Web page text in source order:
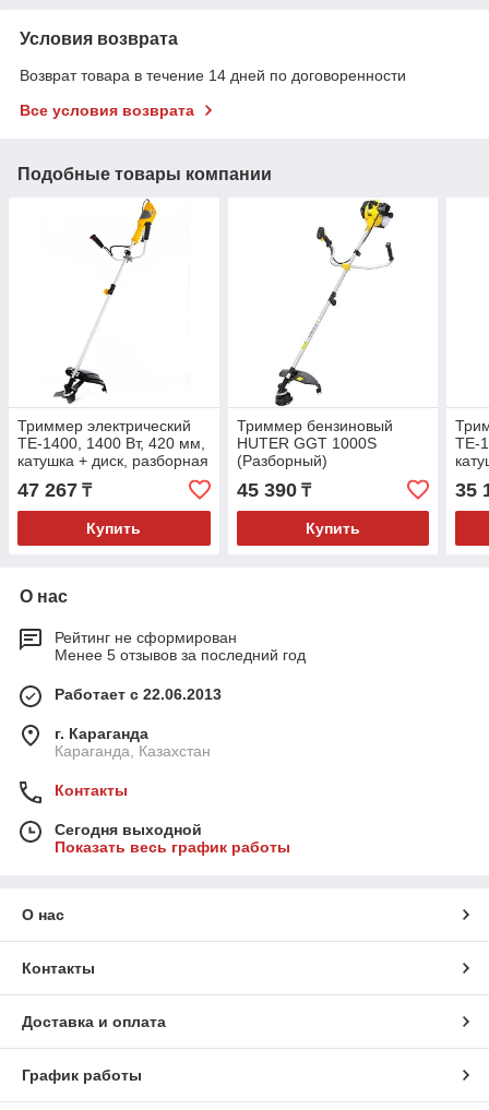
Условия возврата
Возврат товара в течение 14 дней по договоренности
Все условия возврата
Подобные товары компании
Триммер электрический
TE-1400, 1400 Вт, 420 мм,
катушка + диск, разборная
штанга. DENZEL
47 267 ₸
Купить
Триммер бензиновый
HUTER GGT 1000S
(Разборный)
45 390₸
Купить
TE-
35
О нас
Рейтинг не сформирован
Менее 5 отзывов за последний год
Работает с 22.06.2013
г. Караганда
Караганда, Казахстан
Контакты
Сегодня выходной
Показать весь график работы
О нас
Контакты
Доставка и оплата
График работы